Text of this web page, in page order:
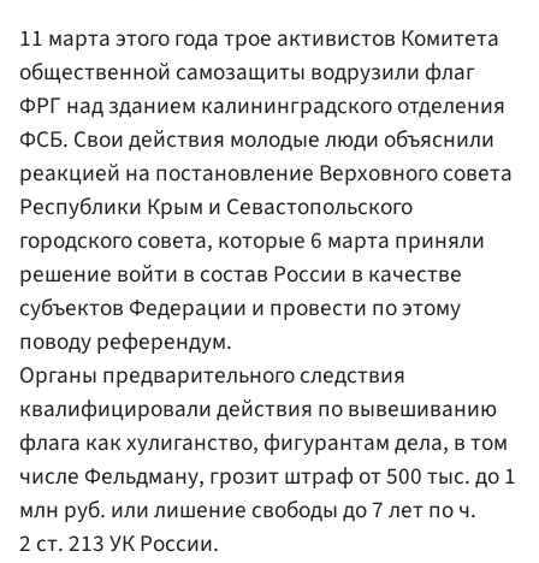
11 марта этого года трое активистов Комитета
общественной самозащиты водрузили флаг
ФРГ над зданием калининградского отделения
ФСБ. Свои действия молодые люди объяснили
реакцией на постановление Верховного совета
Республики Крым и Севастопольского
городского совета, которые 6 марта приняли
решение войти в состав России в качестве
субъектов Федерации и провести по этому
поводу референдум.
Органы предварительного следствия
квалифицировали действия по вывешиванию
флага как хулиганство, фигурантам дела, в том
числе Фельдману, грозит штраф от 500 тыс. до 1
млн руб. или лишение свободы до 7 лет по ч.
2 ст. 213 УК России.